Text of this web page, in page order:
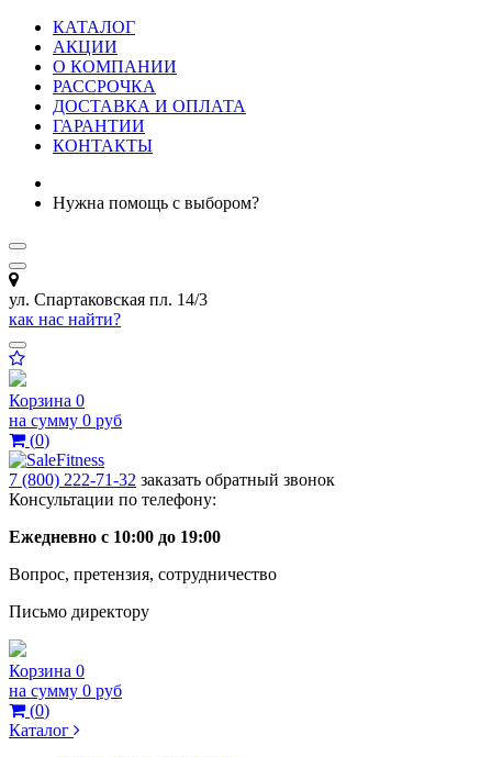
КАТАЛОГ
АКЦИИ
О КОМПАНИИ
РАССРОЧКА
ДОСТАВКА И ОПЛАТА
ГАРАНТИИ
КОНТАКТЫ
Нужна помощь с выбором?
ул. Спартаковская пл. 14/3
как нас найти?
Корзина 0
на сумму 0 руб
(0)
7 (800) 222-71-32 заказать обратный звонок
Консультации по телефону:
Ежедневно с 10:00 до 19:00
Вопрос, претензия, сотрудничество
Письмо директору
Корзина 0
на сумму 0 руб
(0)
Каталог